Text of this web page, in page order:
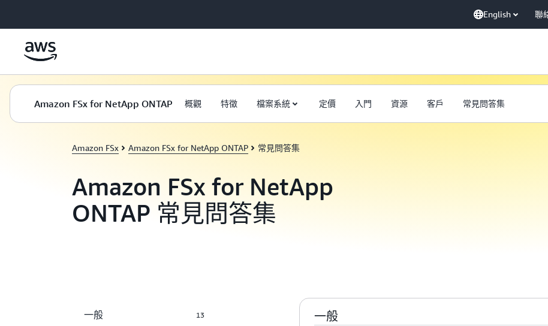
English 聯
Amazon FSx for NetApp ONTAP 概觀 特徵 檔案系統 定價 入門 資源 客戶 常見問答集
Amazon FSx Amazon FSx for NetApp ONTAP 常見問答集
Amazon FSx for NetApp
ONTAP 常見問答集
一般 13 一般